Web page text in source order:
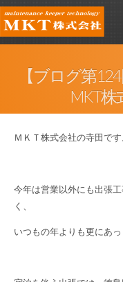
【ブログ第
MKT
ＭＫＴ株式会社の寺田です
今年は営業以外にも出張
く、
いつもの年よりも更にあ